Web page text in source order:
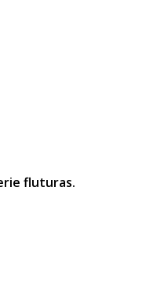
fluturas.